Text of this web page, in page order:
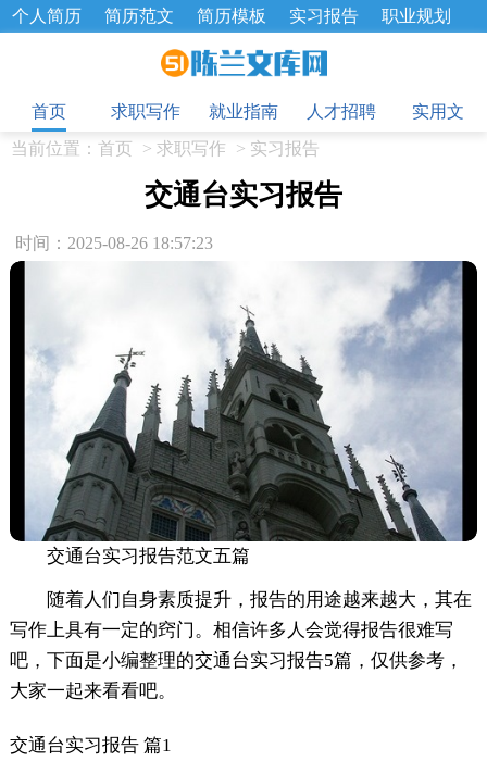
个人简历 简历范文 简历模板 实习报告
职业规划
招聘选拔 绩效考核 企业文化
工作总结
辞职报告
首页
求职写作 就业指南 人才招聘
实用文
当前位置： 首页 > 求职写作 > 实习报告
交通台实习报告
时间：2025-08-26 18:57:23
交通台实习报告范文五篇
随着人们自身素质提升，报告的用途越来越大，其在
写作上具有一定的窍门。相信许多人会觉得报告很难写
吧，下面是小编整理的交通台实习报告5篇，仅供参考，
大家一起来看看吧。
交通台实习报告 篇1